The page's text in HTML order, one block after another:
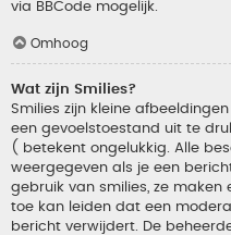
via BBCode mogelijk.
Omhoog
Wat zijn Smilies?
Smilies zijn kleine
een gevoelstoestand uit te
( betekent ongelukkig. Alle
weergegeven als je een
gebruik van smilies, ze
toe kan leiden dat een
bericht verwijdert. De